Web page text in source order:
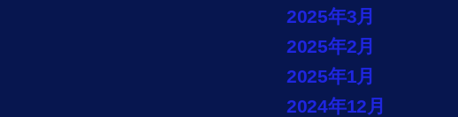
2025年3月
2025年2月
2025年1月
2024年12月